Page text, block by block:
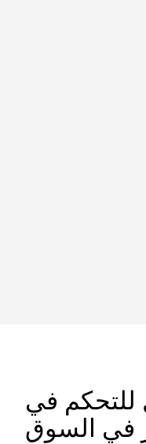
في
في السوق